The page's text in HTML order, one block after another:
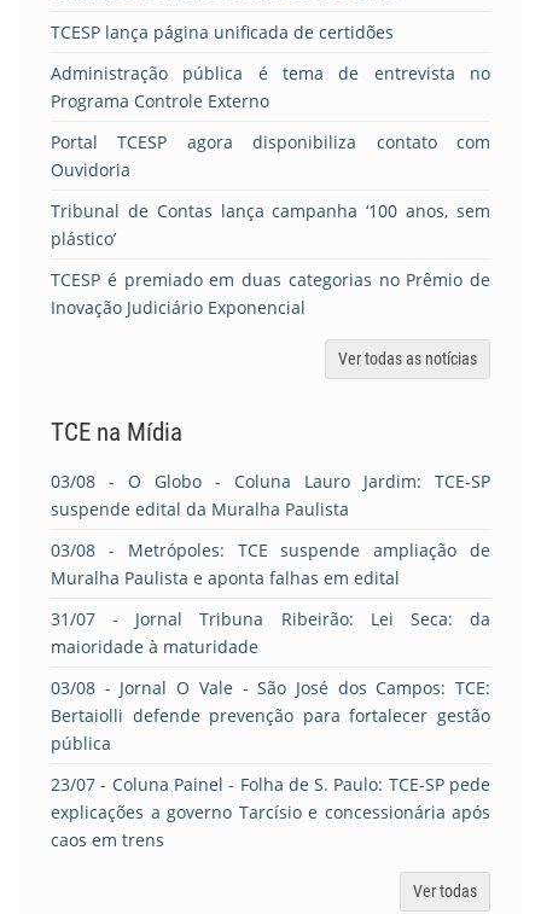
TCESP lança página unificada de certidões
Administração pública é tema de entrevista no
Programa Controle Externo
Portal TCESP agora disponibiliza contato com
Ouvidoria
Tribunal de Contas lança campanha ‘100 anos, sem
plástico’
TCESP é premiado em duas categorias no Prêmio de
Inovação Judiciário Exponencial
Ver todas as notícias
TCE na Mídia
03/08 - O Globo - Coluna Lauro Jardim: TCE-SP
suspende edital da Muralha Paulista
03/08 - Metrópoles: TCE suspende ampliação de
Muralha Paulista e aponta falhas em edital
31/07 - Jornal Tribuna Ribeirão: Lei Seca: da
maioridade à maturidade
03/08 - Jornal O Vale - São José dos Campos: TCE:
Bertaiolli defende prevenção para fortalecer gestão
pública
23/07 - Coluna Painel - Folha de S. Paulo: TCE-SP pede
explicações a governo Tarcísio e concessionária após
caos em trens
Ver todas